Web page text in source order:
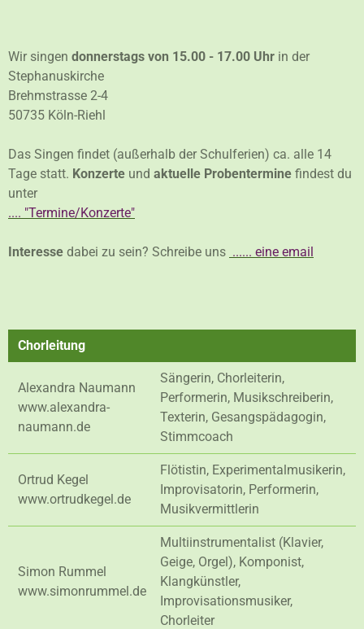
Wir singen donnerstags von 15.00 - 17.00 Uhr in der
Stephanuskirche
Brehmstrasse 2-4
50735 Köln-Riehl
Das Singen findet (außerhalb der Schulferien) ca. alle 14
Tage statt. Konzerte und aktuelle Probentermine findest du
unter
.... "Termine/Konzerte"
Interesse dabei zu sein? Schreibe uns ...... eine email
Chorleitung
Alexandra Naumann
www.alexandra-
naumann.de
Sängerin, Chorleiterin,
Performerin, Musikschreiberin,
Texterin, Gesangspädagogin,
Stimmcoach
Ortrud Kegel
www.ortrudkegel.de
Flötistin, Experimentalmusikerin,
Improvisatorin, Performerin,
Musikvermittlerin
Simon Rummel
www.simonrummel.de
Multiinstrumentalist (Klavier,
Geige, Orgel), Komponist,
Klangkünstler,
Improvisationsmusiker,
Chorleiter